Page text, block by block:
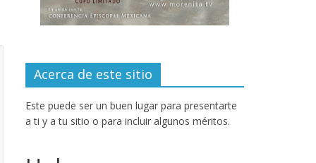
Acerca de este sitio
Este puede ser un buen lugar para presentarte
a ti y a tu sitio o para incluir algunos méritos.